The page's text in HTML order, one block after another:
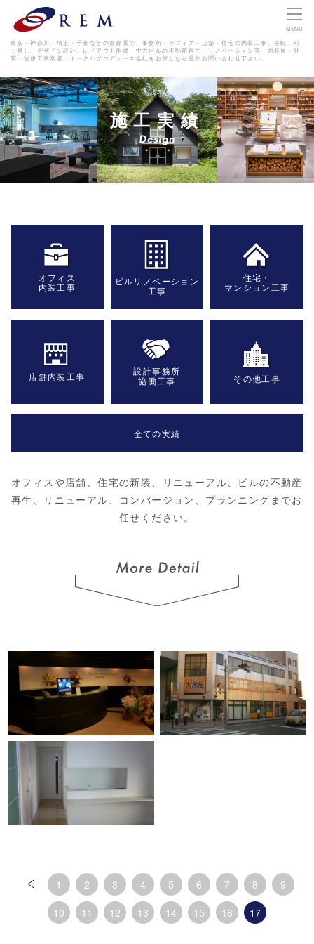
東京・神奈川・埼玉・千葉などの首都圏で、事務所・オフィス・店舗・住宅の内装工事、移転、引
っ越し、デザイン設計、レイアウト作成、 中古ビルの不動産再生・リノベーション等、内装屋・外
装・改修工事業者、トータルプロデュース会社をお探しなら是非お問い合わせ下さい。
MENU
施工実績
オフィス
内装工事
ビルリノベーション
工事
住宅・
マンション工事
店舗内装工事
設計事務所
協働工事
その他工事
全ての実績
オフィスや店舗、住宅の新装、リニューアル、ビルの不動産
再生、リニューアル、コンバージョン、プランニングまでお
任せください。
1 2 3 4 5 6 7 8
9
10
11 12 13 14 15 16 17